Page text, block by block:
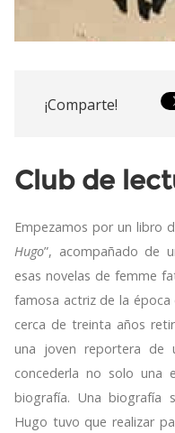
¡Comparte!
Club de
Empezamos por un libro
Hugo”, acompañado de
esas novelas de femme
famosa actriz de la
cerca de treinta años
una joven reportera de
concederla no solo una
biografía. Una biografía
Hugo tuvo que realizar